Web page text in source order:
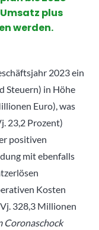
plus
werden.
2023 ein
Steuern) in Höhe
Euro), was
23,2 Prozent)
positiven
mit ebenfalls
Kosten
328,3 Millionen
Coronaschock